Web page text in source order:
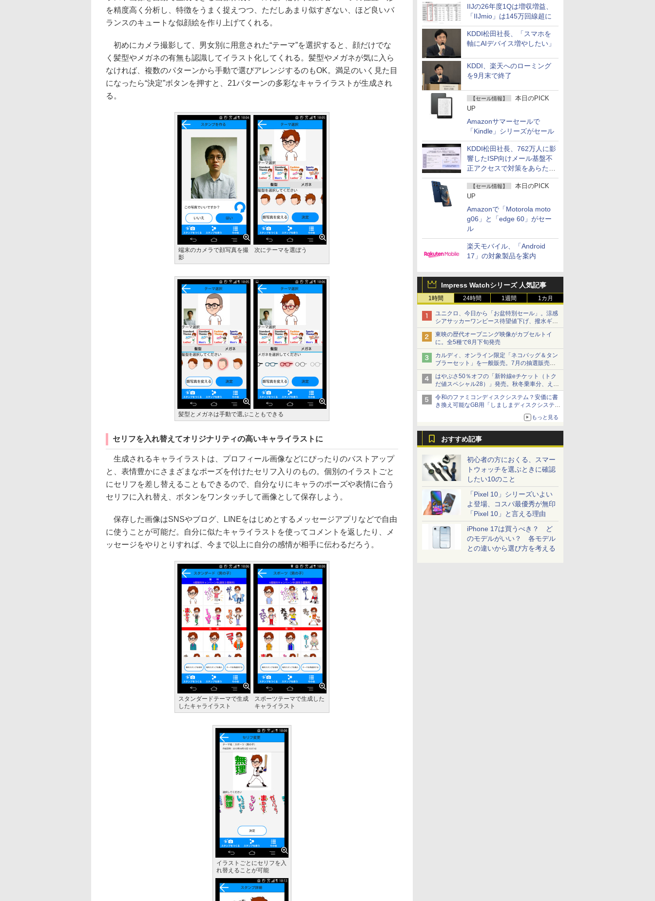
IIJの26年度1Qは増収増益、
「IIJmio」は145万回線超に
KDDI松田社長、「スマホを
軸にAIデバイス増やしたい」
KDDI、楽天へのローミング
を9月末で終了
【セール情報】
本日のPICK
UP
Amazonサマーセールで
「Kindle」シリーズがセール
KDDI松田社長、762万人に影
響したISP向けメール基盤不
正アクセスで対策をあらため
て説明
【セール情報】
本日のPICK
UP
Amazonで「Motorola moto
g06」と「edge 60」がセー
ル
楽天モバイル、「Android
17」の対象製品を案内
Impress Watchシリーズ 人気記事
1時間 24時間 1週間 1カ月
ユニクロ、今日から「お盆特別セール」。涼感
シアサッカーワンピース待望値下げ、撥水ギア
ショーツは1990円に
東映の歴代オープニング映像がカプセルトイ
に。全5種で8月下旬発売
カルディ、オンライン限定「ネコバッグ＆タン
ブラーセット」を一般販売。7月の抽選販売の
当選無効分
はやぶさ50％オフの「新幹線eチケット（トク
だ値スペシャル28）」発売。秋冬乗車分、えき
ねっと限定
令和のファミコンディスクシステム？安価に書
き換え可能なGB用「しましまディスクシステ
もっと見る
おすすめ記事
初心者の方におくる、スマー
トウォッチを選ぶときに確認
したい10のこと
「Pixel 10」シリーズいよい
よ登場、コスパ最優秀が無印
「Pixel 10」と言える理由
iPhone 17は買うべき？ ど
のモデルがいい？ 各モデル
との違いから選び方を考える
を精度高く分析し、特徴をうまく捉えつつ、ただしあまり似すぎない、ほど良いバ
ランスのキュートな似顔絵を作り上げてくれる。
初めにカメラ撮影して、男女別に用意された“テーマ”を選択すると、顔だけでな
く髪型やメガネの有無も認識してイラスト化してくれる。髪型やメガネが気に入ら
なければ、複数のパターンから手動で選びアレンジするのもOK。満足のいく見た目
になったら“決定”ボタンを押すと、21パターンの多彩なキャライラストが生成され
る。
端末のカメラで顔写真を撮
影
次にテーマを選ぼう
髪型とメガネは手動で選ぶこともできる
セリフを入れ替えてオリジナリティの高いキャライラストに
生成されるキャライラストは、プロフィール画像などにぴったりのバストアップ
と、表情豊かにさまざまなポーズを付けたセリフ入りのもの。個別のイラストごと
にセリフを差し替えることもできるので、自分なりにキャラのポーズや表情に合う
セリフに入れ替え、ボタンをワンタッチして画像として保存しよう。
保存した画像はSNSやブログ、LINEをはじめとするメッセージアプリなどで自由
に使うことが可能だ。自分に似たキャライラストを使ってコメントを返したり、メ
ッセージをやりとりすれば、今まで以上に自分の感情が相手に伝わるだろう。
スタンダードテーマで生成
したキャライラスト
スポーツテーマで生成した
キャライラスト
イラストごとにセリフを入
れ替えることが可能